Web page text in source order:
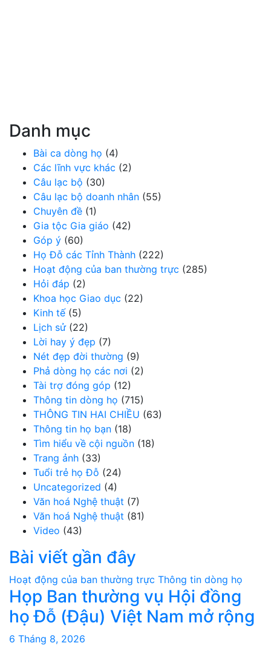
Danh mục
Bài ca dòng họ (4)
Các lĩnh vực khác (2)
Câu lạc bộ (30)
Câu lạc bộ doanh nhân (55)
Chuyên đề (1)
Gia tộc Gia giáo (42)
Góp ý (60)
Họ Đỗ các Tỉnh Thành (222)
Hoạt động của ban thường trực (285)
Hỏi đáp (2)
Khoa học Giao dục (22)
Kinh tế(5)
Lịch sử(22)
Lời hay ý đẹp (7)
Nét đẹp đời thường (9)
Phả dòng họ các nơi (2)
Tài trợ đóng góp (12)
Thông tin dòng họ (715)
THÔNG TIN HAI CHIỀU (63)
Thông tin họ bạn (18)
Tìm hiểu về cội nguồn (18)
Trang ảnh (33)
Tuổi trẻ họ Đỗ (24)
Uncategorized (4)
Văn hoá Nghệ thuật (7)
Văn hoá Nghệ thuật (81)
Video (43)
Bài viết gần đây
Hoạt động của ban thường trực Thông tin dòng họ
Họp Ban thường vụ Hội đồng
họ Đỗ (Đậu) Việt Nam mở rộng
6 Tháng 8, 2026